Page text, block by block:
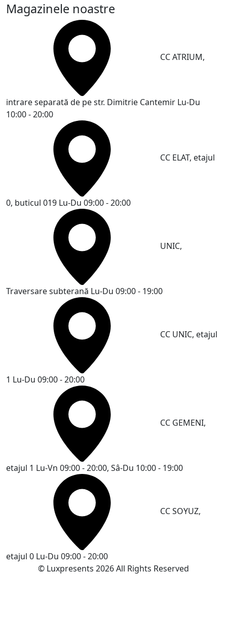
Magazinele noastre
CC ATRIUM,
intrare separată de pe str. Dimitrie Cantemir Lu-Du
10:00 - 20:00
CC ELAT, etajul
0, buticul 019 Lu-Du 09:00 - 20:00
UNIC,
Traversare subterană Lu-Du 09:00 - 19:00
CC UNIC, etajul
1 Lu-Du 09:00 - 20:00
CC GEMENI,
etajul 1 Lu-Vn 09:00 - 20:00, Sâ-Du 10:00 - 19:00
CC SOYUZ,
etajul 0 Lu-Du 09:00 - 20:00
© Luxpresents 2026 All Rights Reserved